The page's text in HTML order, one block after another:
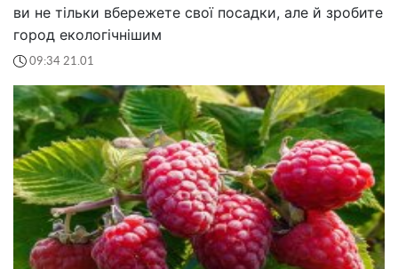
ви не тільки вбережете свої посадки, але й зробите
город екологічнішим
09:34 21.01